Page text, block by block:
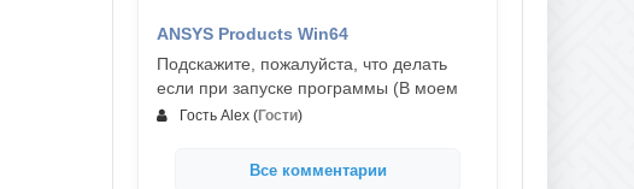
ANSYS Products Win64
Подскажите, пожалуйста, что делать
если при запуске программы (В моем
Гость Alex (Гости)
Все комментарии